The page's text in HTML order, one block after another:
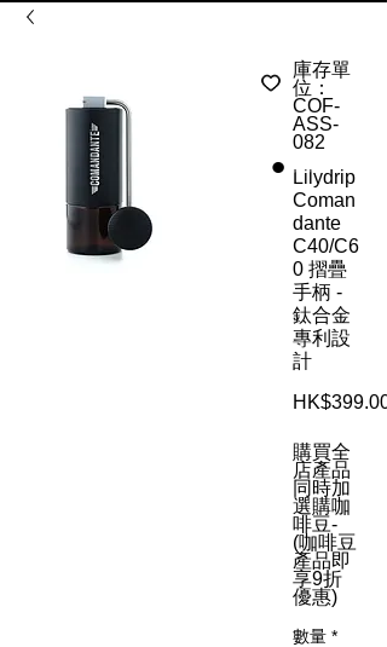
庫存單
位：
COF-
ASS-
082
Lilydrip
Coman
dante
C40/C6
0 摺疊
手柄 -
鈦合金
專利設
計
HK$399.00
購買全
店產品
同時加
選購咖
啡豆-
(咖啡豆
產品即
享9折
優惠)
數量 *